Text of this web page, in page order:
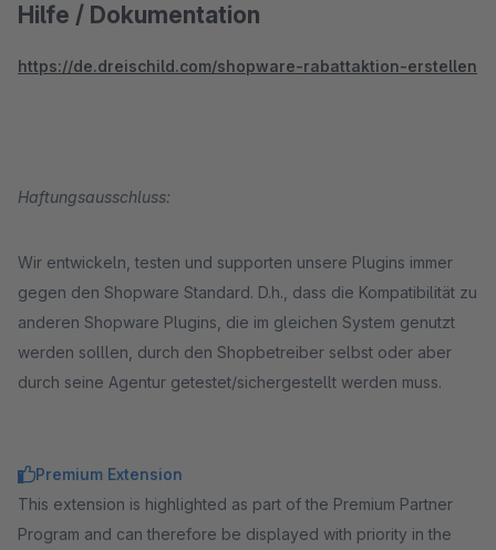
Hilfe / Dokumentation
https://de.dreischild.com/shopware-rabattaktion-erstellen
Haftungsausschluss:
Wir entwickeln, testen und supporten unsere Plugins immer
gegen den Shopware Standard. D.h., dass die Kompatibilität zu
anderen Shopware Plugins, die im gleichen System genutzt
werden solllen, durch den Shopbetreiber selbst oder aber
durch seine Agentur getestet/sichergestellt werden muss.
Premium Extension
This extension is highlighted as part of the Premium Partner
Program and can therefore be displayed with priority in the